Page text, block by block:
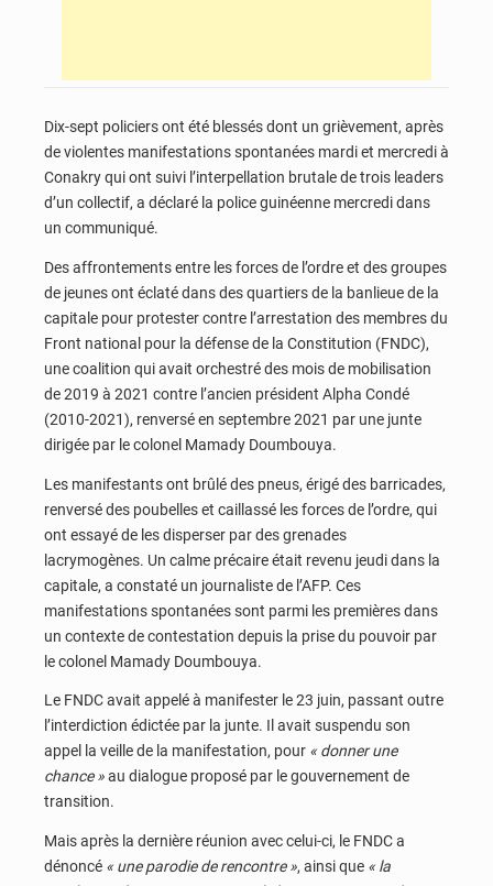
Dix-sept policiers ont été blessés dont un grièvement, après
de violentes manifestations spontanées mardi et mercredi à
Conakry qui ont suivi l’interpellation brutale de trois leaders
d’un collectif, a déclaré la police guinéenne mercredi dans
un communiqué.
Des affrontements entre les forces de l’ordre et des groupes
de jeunes ont éclaté dans des quartiers de la banlieue de la
capitale pour protester contre l’arrestation des membres du
Front national pour la défense de la Constitution (FNDC),
une coalition qui avait orchestré des mois de mobilisation
de 2019 à 2021 contre l’ancien président Alpha Condé
(2010-2021), renversé en septembre 2021 par une junte
dirigée par le colonel Mamady Doumbouya.
Les manifestants ont brûlé des pneus, érigé des barricades,
renversé des poubelles et caillassé les forces de l’ordre, qui
ont essayé de les disperser par des grenades
lacrymogènes. Un calme précaire était revenu jeudi dans la
capitale, a constaté un journaliste de l’AFP. Ces
manifestations spontanées sont parmi les premières dans
un contexte de contestation depuis la prise du pouvoir par
le colonel Mamady Doumbouya.
Le FNDC avait appelé à manifester le 23 juin, passant outre
l’interdiction édictée par la junte. Il avait suspendu son
appel la veille de la manifestation, pour « donner une
chance »au dialogue proposé par le gouvernement de
transition.
Mais après la dernière réunion avec celui-ci, le FNDC a
dénoncé « une parodie de rencontre », ainsi que « la